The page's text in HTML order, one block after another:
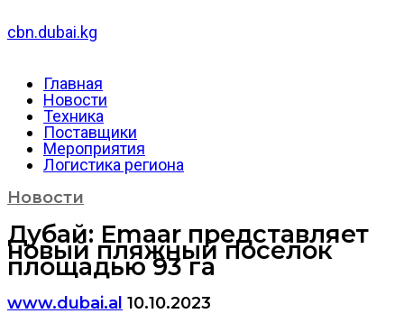
cbn.dubai.kg
Главная
Новости
Техника
Поставщики
Мероприятия
Логистика региона
Новости
Дубай: Emaar представляет
новый пляжный поселок
площадью 93 га
www.dubai.al 10.10.2023